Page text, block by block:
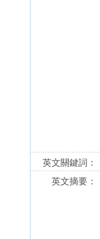
英文關鍵詞：
英文摘要：